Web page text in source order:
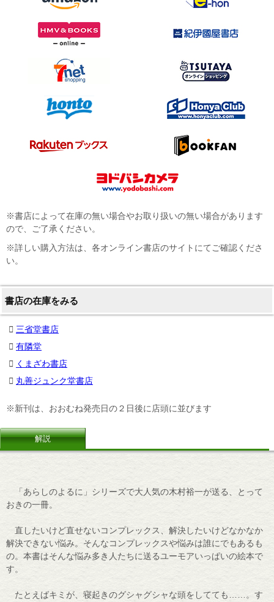
※書店によって在庫の無い場合やお取り扱いの無い場合があります
ので、ご了承ください。
※詳しい購入方法は、各オンライン書店のサイトにてご確認くださ
い。
書店の在庫をみる
三省堂書店
有隣堂
くまざわ書店
丸善ジュンク堂書店
※新刊は、おおむね発売日の２日後に店頭に並びます
解説
「あらしのよるに」シリーズで大人気の木村裕一が送る、とって
おきの一冊。
直したいけど直せないコンプレックス、解決したいけどなかなか
解決できない悩み。そんなコンプレックスや悩みは誰にでもあるも
の。本書はそんな悩み多き人たちに送るユーモアいっぱいの絵本で
す。
たとえばキミが、寝起きのグシャグシャな頭をしてても……。す